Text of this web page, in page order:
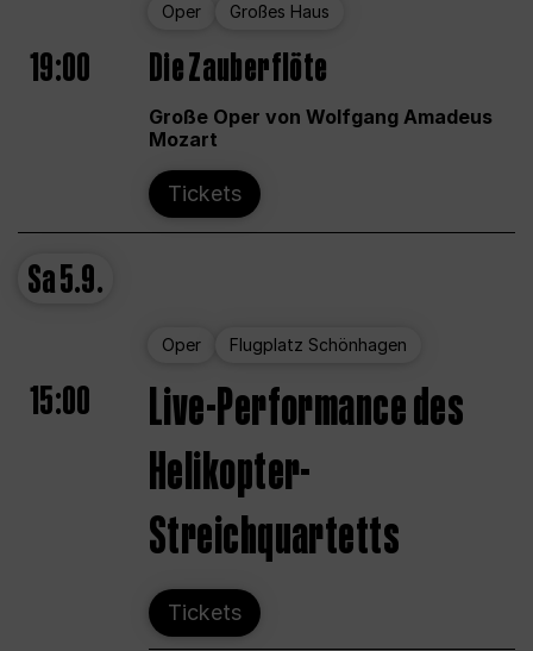
Oper Großes Haus
19:00 Die Zauberflöte
Große Oper von Wolfgang Amadeus
Mozart
Tickets
Sa5.9.
Oper Flugplatz Schönhagen
15:00
Live-Performance des
Helikopter-
Streichquartetts
Tickets